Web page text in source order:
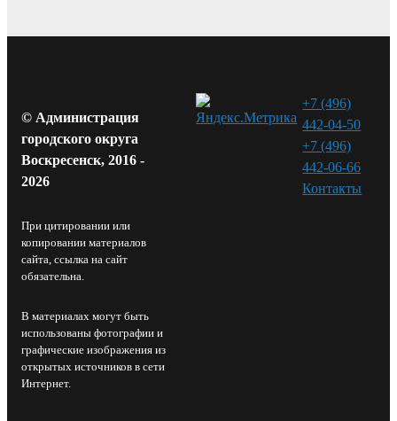
© Администрация
городского округа
Воскресенск, 2016 -
2026
При цитировании или
копировании материалов
сайта, ссылка на сайт
обязательна.
В материалах могут быть
использованы фотографии и
графические изображения из
открытых источников в сети
Интернет.
+7 (496)
442-04-50
+7 (496)
442-06-66
Контакты⁠